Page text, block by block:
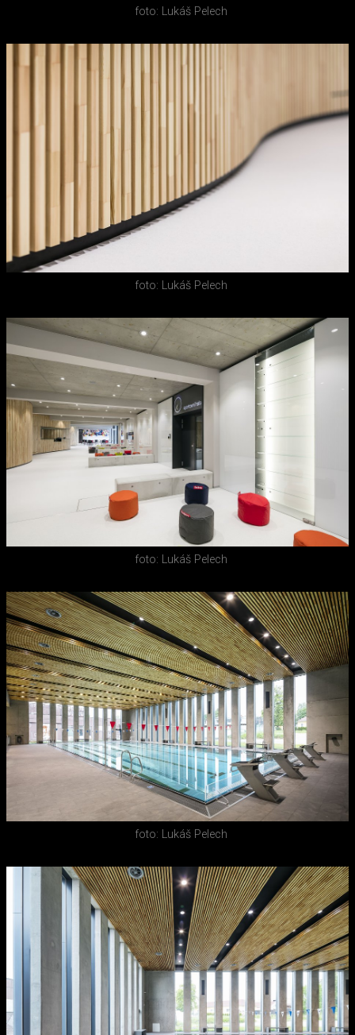
foto: Lukáš Pelech
foto: Lukáš Pelech
foto: Lukáš Pelech
foto: Lukáš Pelech